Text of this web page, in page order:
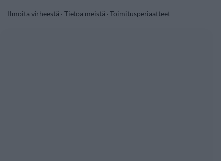
Ilmoita virheestä · Tietoa meistä · Toimitusperiaatteet